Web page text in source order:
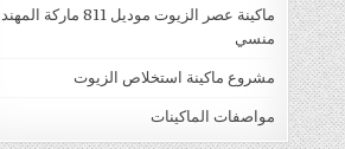
ماكينة عصر الزيوت موديل 811
منسي
مشروع ماكينة استخلاص الزيوت
مواصفات الماكينات